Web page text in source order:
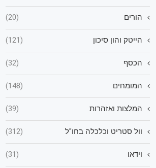
הורים (20)
הייטק והון סיכון (121)
הכסף (32)
המומחים (148)
המלצות ואזהרות (39)
וול סטריט וכלכלה בחו"ל (312)
וידאו (31)